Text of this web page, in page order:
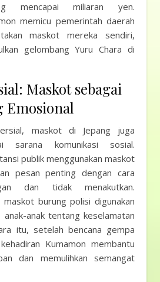
mencapai miliaran yen.
memicu pemerintah daerah
maskot mereka sendiri,
gelombang Yuru Chara di
Maskot sebagai
Emosional
maskot di Jepang juga
sarana komunikasi sosial.
publik menggunakan maskot
pesan penting dengan cara
dan tidak menakutkan.
maskot burung polisi digunakan
anak tentang keselamatan
itu, setelah bencana gempa
Kumamon membantu
dan memulihkan semangat